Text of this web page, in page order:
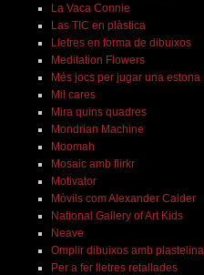
La Vaca Connie
Las TIC en plàstica
Lletres en forma de dibuixos
Meditation Flowers
Més jocs per jugar una estona
Mil cares
Mira quins quadres
Mondrian Machine
Moomah
Mosaic amb flirkr
Motivator
Mòvils com Alexander Calder
National Gallery of Art Kids
Neave
Omplir dibuixos amb plastelina
Per a fer lletres retallades